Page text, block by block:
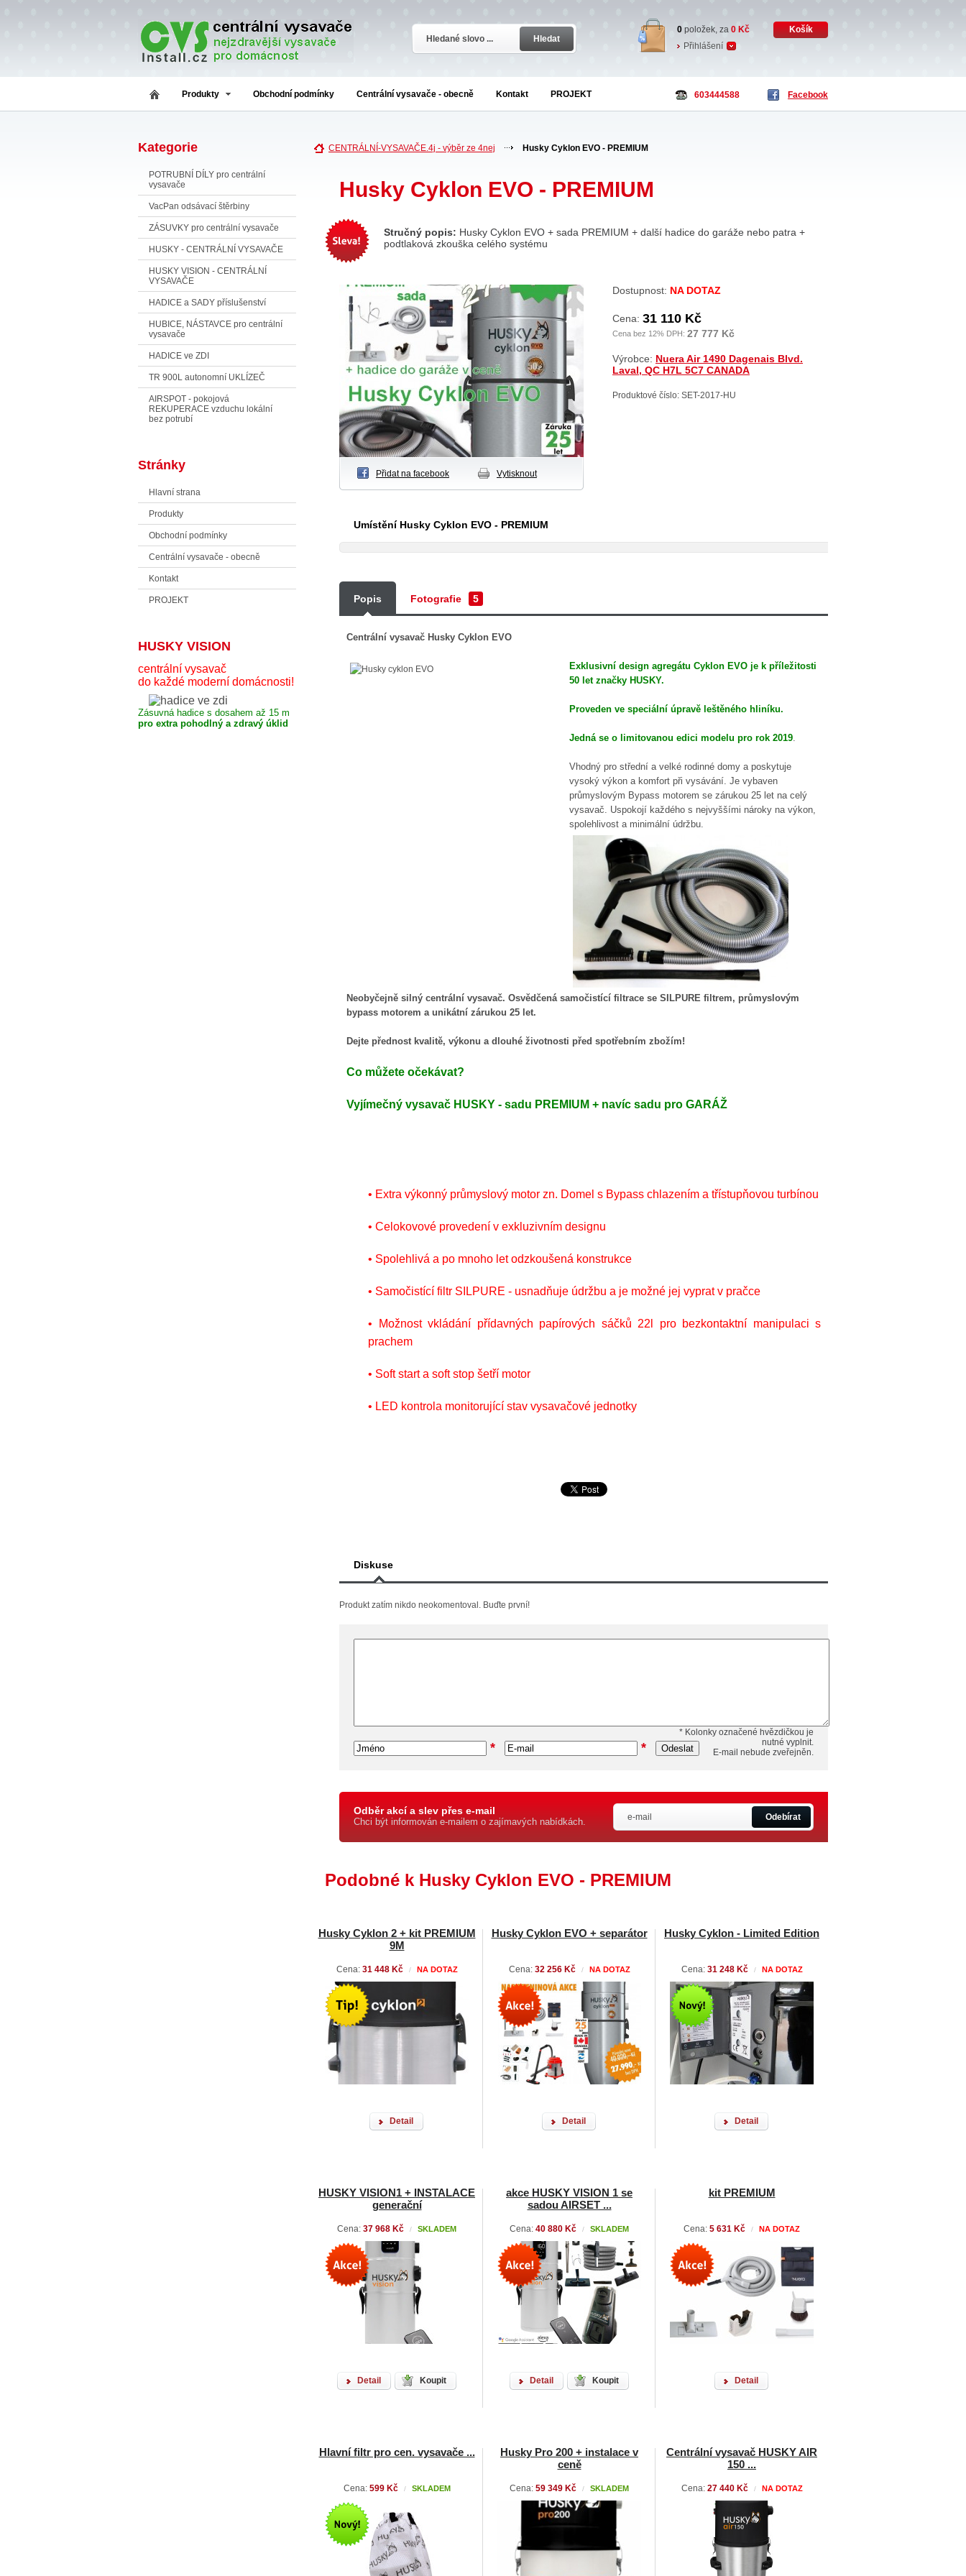
Hledat
0 položek, za 0 Kč
Košík
Přihlášení
603444588 Facebook
Produkty Obchodní podmínky Centrální vysavače - obecně Kontakt PROJEKT
Kategorie
POTRUBNÍ DÍLY pro centrální
vysavače
VacPan odsávací štěrbiny
ZÁSUVKY pro centrální vysavače
HUSKY - CENTRÁLNÍ VYSAVAČE
HUSKY VISION - CENTRÁLNÍ
VYSAVAČE
HADICE a SADY příslušenství
HUBICE, NÁSTAVCE pro centrální
vysavače
HADICE ve ZDI
TR 900L autonomní UKLÍZEČ
AIRSPOT - pokojová
REKUPERACE vzduchu lokální
bez potrubí
Stránky
Hlavní strana
Produkty
Obchodní podmínky
Centrální vysavače - obecně
Kontakt
PROJEKT
HUSKY VISION
centrální vysavač
do každé moderní domácnosti!
Zásuvná hadice s dosahem až 15 m
pro extra pohodlný a zdravý úklid
CENTRÁLNÍ-VYSAVAČE.4j - výběr ze 4nej Husky Cyklon EVO - PREMIUM
Husky Cyklon EVO - PREMIUM
Stručný popis: Husky Cyklon EVO + sada PREMIUM + další hadice do garáže nebo patra +
podtlaková zkouška celého systému
Přidat na facebook Vytisknout
Dostupnost: NA DOTAZ
Cena: 31 110 Kč
Cena bez 12% DPH: 27 777 Kč
Výrobce: Nuera Air 1490 Dagenais Blvd.
Laval, QC H7L 5C7 CANADA
Produktové číslo: SET-2017-HU
Umístění Husky Cyklon EVO - PREMIUM
Popis Fotografie 5
Centrální vysavač Husky Cyklon EVO
Exklusivní design agregátu Cyklon EVO je k příležitosti
50 let značky HUSKY.
Proveden ve speciální úpravě leštěného hliníku.
Jedná se o limitovanou edici modelu pro rok 2019.
Vhodný pro střední a velké rodinné domy a poskytuje
vysoký výkon a komfort při vysávání. Je vybaven
průmyslovým Bypass motorem se zárukou 25 let na celý
vysavač. Uspokojí každého s nejvyššími nároky na výkon,
spolehlivost a minimální údržbu.
Neobyčejně silný centrální vysavač. Osvědčená samočistící filtrace se SILPURE filtrem, průmyslovým
bypass motorem a unikátní zárukou 25 let.
Dejte přednost kvalitě, výkonu a dlouhé životnosti před spotřebním zbožím!
Co můžete očekávat?
Vyjímečný vysavač HUSKY - sadu PREMIUM + navíc sadu pro GARÁŽ
• Extra výkonný průmyslový motor zn. Domel s Bypass chlazením a třístupňovou turbínou
• Celokovové provedení v exkluzivním designu
• Spolehlivá a po mnoho let odzkoušená konstrukce
• Samočistící filtr SILPURE - usnadňuje údržbu a je možné jej vyprat v pračce
• Možnost vkládání přídavných papírových sáčků 22l pro bezkontaktní manipulaci s
prachem
• Soft start a soft stop šetří motor
• LED kontrola monitorující stav vysavačové jednotky
Diskuse
Produkt zatím nikdo neokomentoval. Buďte první!
* * Odeslat
* Kolonky označené hvězdičkou je
nutné vyplnit.
E-mail nebude zveřejněn.
Odběr akcí a slev přes e-mail
Chci být informován e-mailem o zajímavých nabídkách. Odebírat
Podobné k Husky Cyklon EVO - PREMIUM
Husky Cyklon 2 + kit PREMIUM
9M
Cena: 31 448 Kč / NA DOTAZ
Detail
Husky Cyklon EVO + separátor
Cena: 32 256 Kč / NA DOTAZ
Detail
Husky Cyklon - Limited Edition
Cena: 31 248 Kč / NA DOTAZ
Detail
HUSKY VISION1 + INSTALACE
generační
Cena: 37 968 Kč / SKLADEM
Detail Koupit
akce HUSKY VISION 1 se
sadou AIRSET ...
Cena: 40 880 Kč / SKLADEM
Detail Koupit
kit PREMIUM
Cena: 5 631 Kč / NA DOTAZ
Detail
Hlavní filtr pro cen. vysavače ...
Cena: 599 Kč / SKLADEM
Husky Pro 200 + instalace v
ceně
Cena: 59 349 Kč / SKLADEM
Centrální vysavač HUSKY AIR
150 ...
Cena: 27 440 Kč / NA DOTAZ